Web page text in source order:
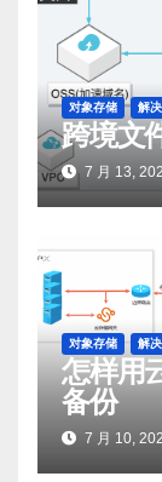
对象存储 解
跨境文
7 月 13,
对象存储 解
怎样用
备份
7 月 10,